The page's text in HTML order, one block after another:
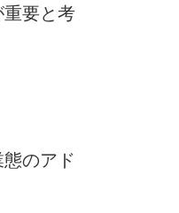
要と考
のアド